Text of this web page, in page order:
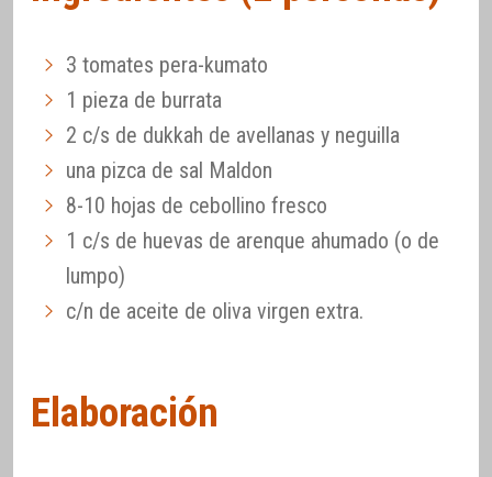
3 tomates pera-kumato
1 pieza de burrata
2 c/s de dukkah de avellanas y neguilla
una pizca de sal Maldon
8-10 hojas de cebollino fresco
1 c/s de huevas de arenque ahumado (o de
lumpo)
c/n de aceite de oliva virgen extra.
Elaboración